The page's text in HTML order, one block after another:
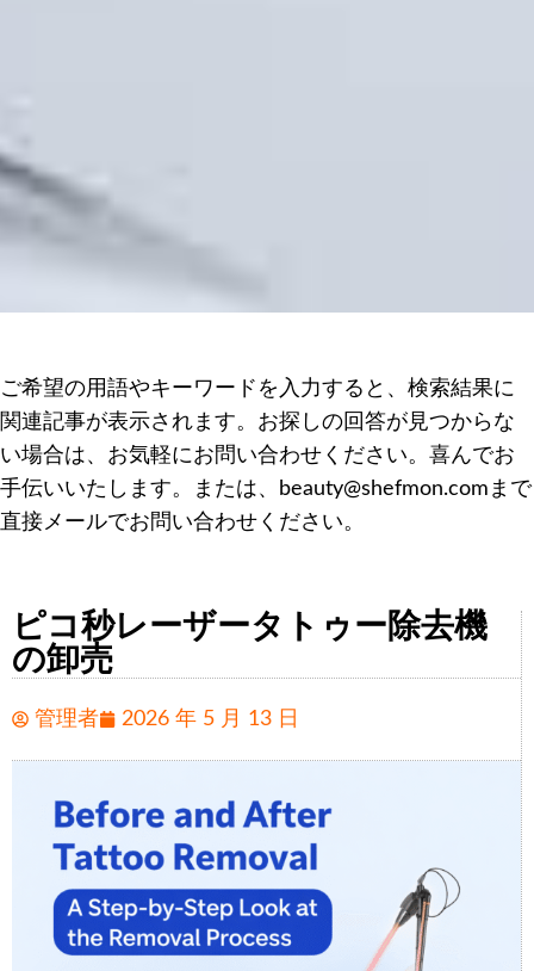
ご希望の用語やキーワードを入力すると、検索結果に
関連記事が表示されます。お探しの回答が見つからな
い場合は、お気軽にお問い合わせください。喜んでお
手伝いいたします。または、beauty@shefmon.comまで
直接メールでお問い合わせください。
ピコ秒レーザータトゥー除去機
の卸売
管理者 2026 年 5 月 13 日